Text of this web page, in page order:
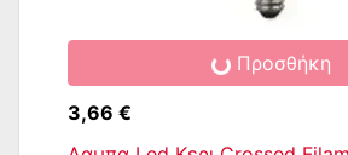
Προσθήκη
3,66 €